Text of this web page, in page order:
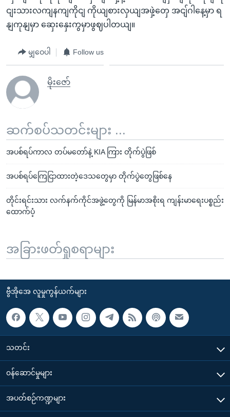
ငျးသားလကျနကျကိုငျ ကိုယျစားလှယျအဖှဲ့တှေ အငျ်ဂါနေ့မှာ ရ
နျကုနျမှာ ဆှေးနှေးကွမှာဖွဈပါတယျ။
မျှဝေပါ Follow us
မိုးဇော်
ဆက်စပ်သတင်းများ ...
အပစ်ရပ်ကာလ တပ်မတော်နဲ့ KIA ကြား တိုက်ပွဲဖြစ်
အပစ်ရပ်ကြေငြာထားတဲ့ဒေသတွေမှာ တိုက်ပွဲတွေဖြစ်နေ
တိုင်းရင်းသား လက်နက်ကိုင်အဖွဲ့တွေကို မြန်မာအစိုးရ ကျန်းမာရေးပစ္စည်း
ထောက်ပံ့
အခြားဖတ်ရှုစရာများ
ဗွီအိုအေ လူမှုကွန်ယက်များ
သတင်း
၀န်ဆောင်မှုများ
အပတ်စဉ်ကဏ္ဍများ